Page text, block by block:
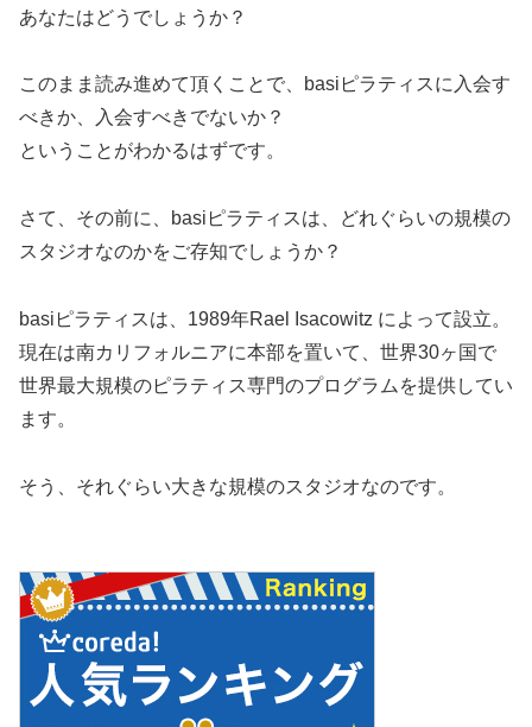
あなたはどうでしょうか？
このまま読み進めて頂くことで、basiピラティスに入会す
べきか、入会すべきでないか？
ということがわかるはずです。
さて、その前に、basiピラティスは、どれぐらいの規模の
スタジオなのかをご存知でしょうか？
basiピラティスは、1989年Rael Isacowitz によって設立。
現在は南カリフォルニアに本部を置いて、世界30ヶ国で
世界最大規模のピラティス専門のプログラムを提供してい
ます。
そう、それぐらい大きな規模のスタジオなのです。